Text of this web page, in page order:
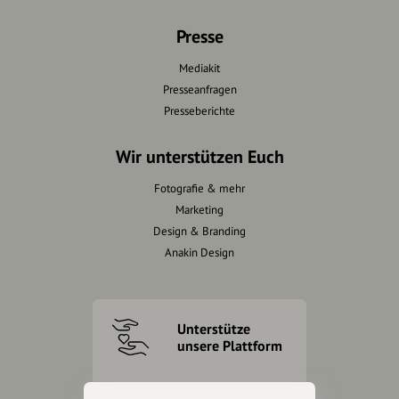
Presse
Mediakit
Presseanfragen
Presseberichte
Wir unterstützen Euch
Fotografie & mehr
Marketing
Design & Branding
Anakin Design
Unterstütze
unsere Plattform